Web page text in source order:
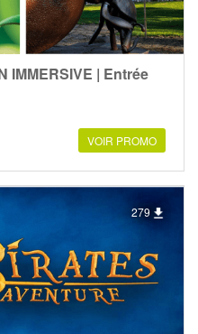
IMMERSIVE | Entrée
VOIR PROMO
279